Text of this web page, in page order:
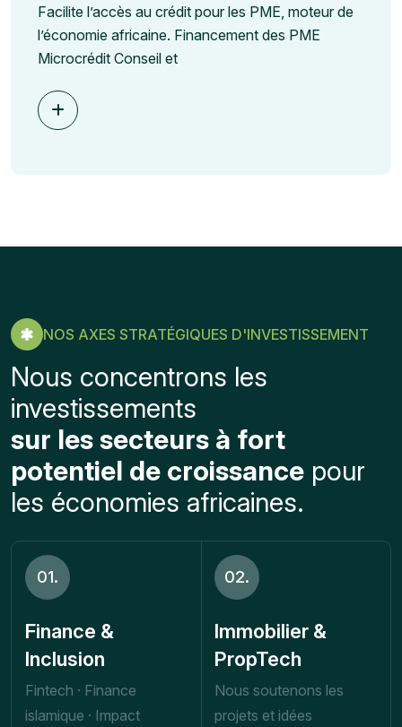
Facilite l’accès au crédit pour les PME, moteur de
l’économie africaine. Financement des PME
Microcrédit Conseil et
NOS AXES STRATÉGIQUES D'INVESTISSEMENT
Nous concentrons les
investissements
sur les secteurs à fort
potentiel de croissance pour
les économies africaines.
01.
Finance &
Inclusion
Fintech · Finance
islamique · Impact
02.
Immobilier &
PropTech
Nous soutenons les
projets et idées